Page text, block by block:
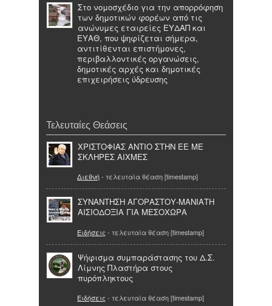
Στο νομοσχέδιο για την απορρόφηση
των δημοτικών φορέων από τις
ανώνυμες εταιρείες ΕΥΔΑΠ και
ΕΥΑΘ, που ψηφίζεται σήμερα,
αντιτίθενται επιστήμονες,
περιβαλλοντικές οργανώσεις,
δημοτικές αρχές και δημοτικές
επιχειρήσεις ύδρευσης
Τελευταίες Θεάσεις
ΧΡΙΣΤΟΦΙΑΣ ΑΝΤΙΟ ΣΤΗΝ ΕΕ ΜΕ
ΣΚΛΗΡΕΣ ΑΙΧΜΕΣ
Διεθνή- τελευταία θέαση [timestamp]
ΣΥΝΑΝΤΗΣΗ ΑΓΟΡΑΣΤΟΥ-ΜΑΝΙΑΤΗ
ΑΙΣΙΟΔΟΞΙΑ ΓΙΑ ΜΕΣΟΧΩΡΑ
Ειδήσεις - τελευταία θέαση [timestamp]
Ψήφισμα συμπαράστασης του Δ.Σ.
Λίμνης Πλαστήρα στους
πυρόπληκτους
Ειδήσεις - τελευταία θέαση [timestamp]